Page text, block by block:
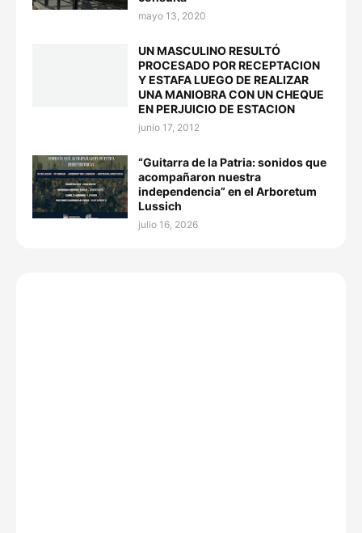
mayo 13, 2020
UN MASCULINO RESULTÓ
PROCESADO POR RECEPTACION
Y ESTAFA LUEGO DE REALIZAR
UNA MANIOBRA CON UN CHEQUE
EN PERJUICIO DE ESTACION
junio 17, 2012
“Guitarra de la Patria: sonidos que
acompañaron nuestra
independencia” en el Arboretum
Lussich
julio 16, 2026